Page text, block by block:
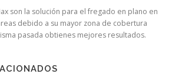
son la solución para el fregado en plano en
debido a su mayor zona de cobertura
pasada obtienes mejores resultados.